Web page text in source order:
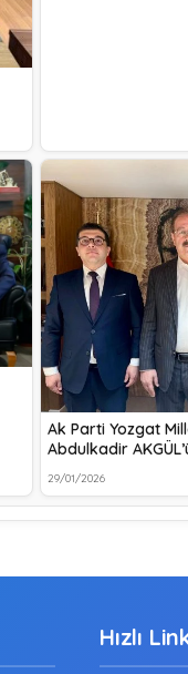
Ak Parti Yozgat
Abdulkadir
29/01/2026
Hızlı